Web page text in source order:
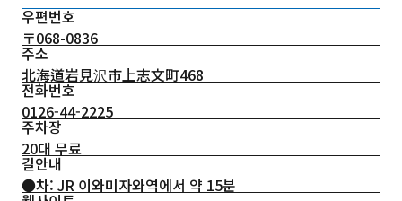
우편번호
〒068-0836
주소
北海道岩見沢市上志文町468
전화번호
0126-44-2225
주차장
20대 무료
길안내
●차: JR 이와미자와역에서 약 15분